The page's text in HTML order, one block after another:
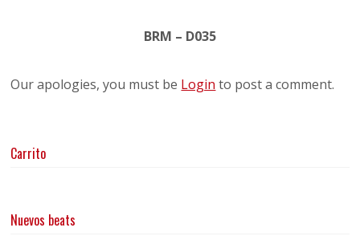
BRM – D035
Our apologies, you must be Login to post a comment.
Carrito
Nuevos beats